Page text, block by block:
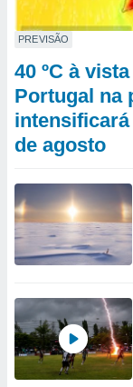
PREVISÃO
40 ºC à
Portugal na
de agosto